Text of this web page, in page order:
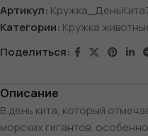
Артикул:
Категории: Кружка
Поделиться:
Описание
В день кита, который
морских гигантов,